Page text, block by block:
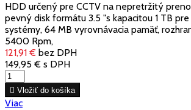
HDD určený pre CCTV na nepretržitý
pevný disk formátu 3.5 "s kapacitou 1 TB
systémy, 64 MB vyrovnávacia pamäť,
5400 Rpm,
121,91 € bez DPH
149,95 € s DPH
 Vložiť do košíka
Viac